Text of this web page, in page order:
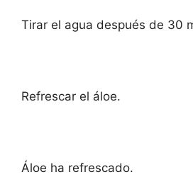
Tirar el agua después de 30
Refrescar el áloe.
Áloe ha refrescado.